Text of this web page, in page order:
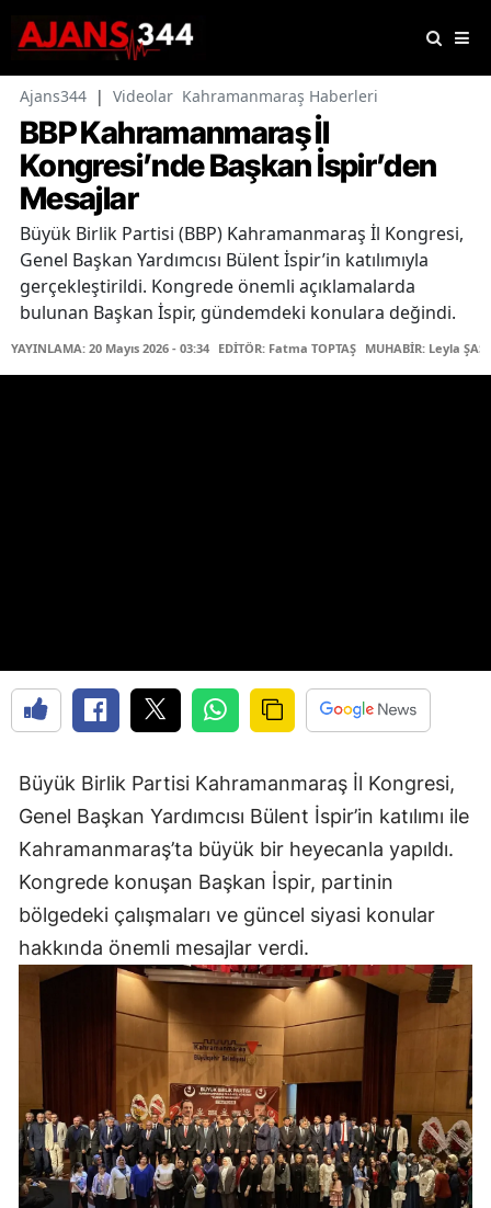
Ajans344 | Videolar Kahramanmaraş Haberleri
BBP Kahramanmaraş İl
Kongresi’nde Başkan İspir’den
Mesajlar
Büyük Birlik Partisi (BBP) Kahramanmaraş İl Kongresi,
Genel Başkan Yardımcısı Bülent İspir’in katılımıyla
gerçekleştirildi. Kongrede önemli açıklamalarda
bulunan Başkan İspir, gündemdeki konulara değindi.
YAYINLAMA: 20 Mayıs 2026 - 03:34 EDİTÖR: Fatma TOPTAŞ MUHABİR: Leyla
Büyük Birlik Partisi Kahramanmaraş İl Kongresi,
Genel Başkan Yardımcısı Bülent İspir’in katılımı ile
Kahramanmaraş’ta büyük bir heyecanla yapıldı.
Kongrede konuşan Başkan İspir, partinin
bölgedeki çalışmaları ve güncel siyasi konular
hakkında önemli mesajlar verdi.